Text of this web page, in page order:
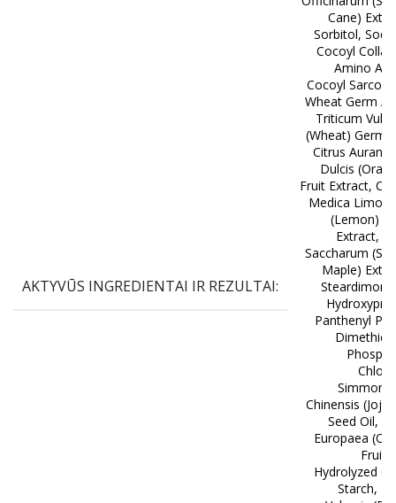
AKTYVŪS INGREDIENTAI IR REZULTAI:
Cane)
Sorbitol,
Cocoyl
Amino
Cocoyl
Wheat Germ
Triticum
(Wheat) Germ
Citrus
Dulcis
Fruit Extract,
Medica
(Lemon)
Extract,
Saccharum
Maple)
Panthenyl
Chinensis
Seed Oil,
Europaea
Fruit
Hydrolyzed
Starch,